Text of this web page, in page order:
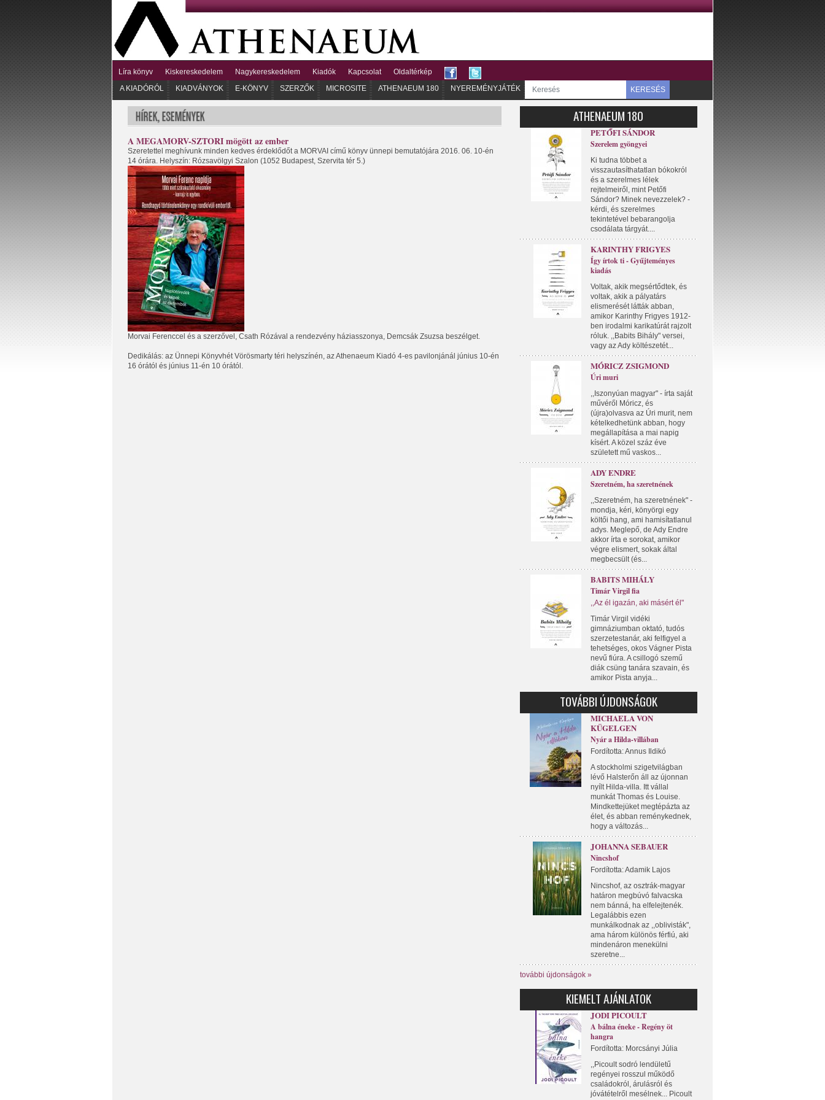
Líra könyv Kiskereskedelem Nagykereskedelem Kiadók Kapcsolat
Oldaltérkép
A KIADÓRÓL
KIADVÁNYOK E-KÖNYV SZERZŐK MICROSITE ATHENAEUM 180 NYEREMÉNYJÁTÉK KERESÉS
A MEGAMORV-SZTORI mögött az ember
Szeretettel meghívunk minden kedves érdeklődőt a MORVAI című könyv ünnepi bemutatójára 2016. 06. 10-én
14 órára. Helyszín: Rózsavölgyi Szalon (1052 Budapest, Szervita tér 5.)
Morvai Ferenccel és a szerzővel, Csath Rózával a rendezvény háziasszonya, Demcsák Zsuzsa beszélget.
Dedikálás: az Ünnepi Könyvhét Vörösmarty téri helyszínén, az Athenaeum Kiadó 4-es pavilonjánál június 10-én
16 órától és június 11-én 10 órától.
ATHENAEUM 180
PETŐFI SÁNDOR
Szerelem gyöngyei
Ki tudna többet a
visszautasíthatatlan bókokról
és a szerelmes lélek
rejtelmeiről, mint Petőfi
Sándor? Minek nevezzelek? -
kérdi, és szerelmes
tekintetével bebarangolja
csodálata tárgyát....
KARINTHY FRIGYES
Így írtok ti - Gyűjteményes
kiadás
Voltak, akik megsértődtek, és
voltak, akik a pályatárs
elismerését látták abban,
amikor Karinthy Frigyes 1912-
ben irodalmi karikatúrát rajzolt
róluk. ,,Babits Bihály" versei,
vagy az Ady költészetét...
MÓRICZ ZSIGMOND
Úri muri
,,Iszonyúan magyar" - írta saját
művéről Móricz, és
(újra)olvasva az Úri murit, nem
kételkedhetünk abban, hogy
megállapítása a mai napig
kísért. A közel száz éve
született mű vaskos...
ADY ENDRE
Szeretném, ha szeretnének
,,Szeretném, ha szeretnének" -
mondja, kéri, könyörgi egy
költői hang, ami hamisítatlanul
adys. Meglepő, de Ady Endre
akkor írta e sorokat, amikor
végre elismert, sokak által
megbecsült (és...
BABITS MIHÁLY
Timár Virgil fia
,,Az él igazán, aki másért él"
Timár Virgil vidéki
gimnáziumban oktató, tudós
szerzetestanár, aki felfigyel a
tehetséges, okos Vágner Pista
nevű fiúra. A csillogó szemű
diák csüng tanára szavain, és
amikor Pista anyja...
TOVÁBBI ÚJDONSÁGOK
MICHAELA VON
KÜGELGEN
Nyár a Hilda-villában
Fordította: Annus Ildikó
A stockholmi szigetvilágban
lévő Halsterőn áll az újonnan
nyílt Hilda-villa. Itt vállal
munkát Thomas és Louise.
Mindkettejüket megtépázta az
élet, és abban reménykednek,
hogy a változás...
JOHANNA SEBAUER
Nincshof
Fordította: Adamik Lajos
Nincshof, az osztrák-magyar
határon megbúvó falvacska
nem bánná, ha elfelejtenék.
Legalábbis ezen
munkálkodnak az ,,oblivisták",
ama három különös férfiú, aki
mindenáron menekülni
szeretne...
további újdonságok »
KIEMELT AJÁNLATOK
JODI PICOULT
A bálna éneke - Regény öt
hangra
Fordította: Morcsányi Júlia
,,Picoult sodró lendületű
regényei rosszul működő
családokról, árulásról és
jóvátételről mesélnek... Picoult